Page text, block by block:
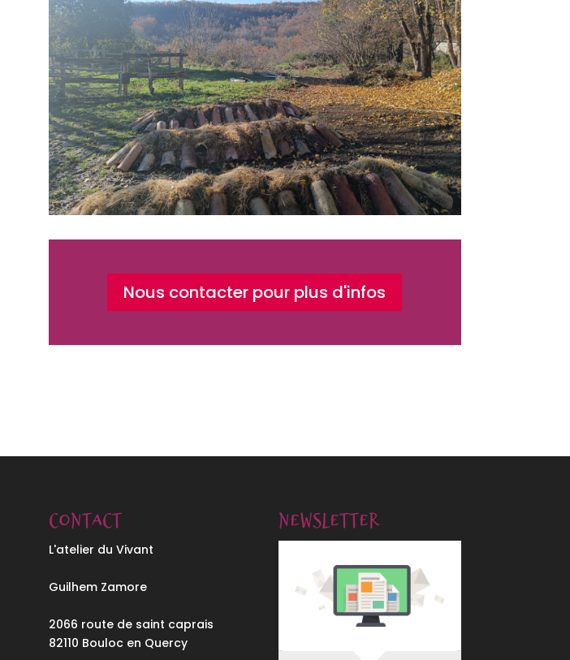
Nous contacter pour plus d'infos
Contact
L'atelier du Vivant
Guilhem Zamore
2066 route de saint caprais
82110 Bouloc en Quercy
Newsletter